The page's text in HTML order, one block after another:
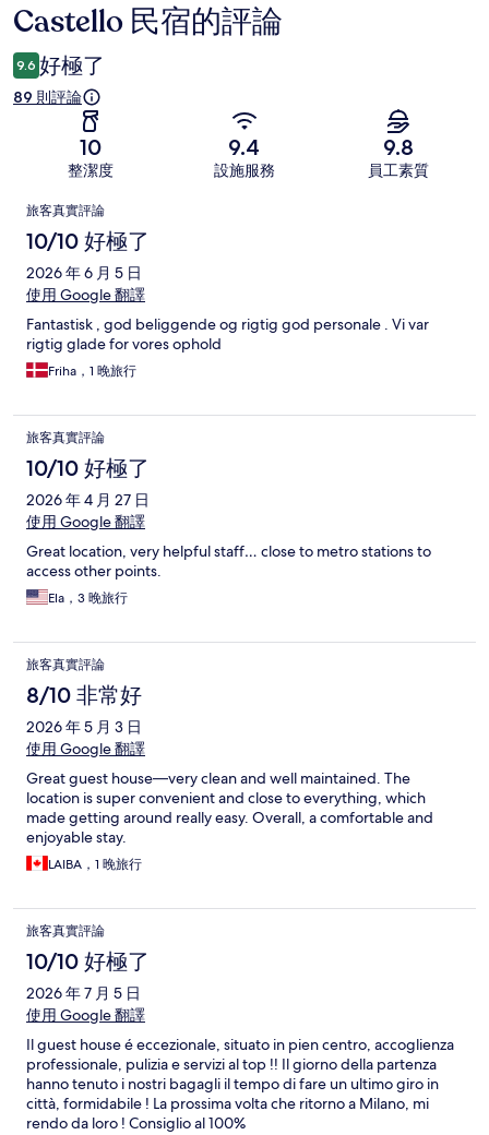
評
論
Castello 民宿的評論
9.6 好極了
89 則評論
10
整潔度
9.4
設施服務
9.8
員工素質
評
論
旅客真實評論
10/10 好極了
2026 年 6 月 5 日
使用 Google 翻譯
Fantastisk , god beliggende og rigtig god personale . Vi var
rigtig glade for vores ophold
Friha，1 晚旅行
旅客真實評論
10/10 好極了
2026 年 4 月 27 日
使用 Google 翻譯
Great location, very helpful staff… close to metro stations to
access other points.
Ela，3 晚旅行
旅客真實評論
8/10 非常好
2026 年 5 月 3 日
使用 Google 翻譯
Great guest house—very clean and well maintained. The
location is super convenient and close to everything, which
made getting around really easy. Overall, a comfortable and
enjoyable stay.
LAIBA，1 晚旅行
旅客真實評論
10/10 好極了
2026 年 7 月 5 日
使用 Google 翻譯
Il guest house é eccezionale, situato in pien centro, accoglienza
professionale, pulizia e servizi al top !! Il giorno della partenza
hanno tenuto i nostri bagagli il tempo di fare un ultimo giro in
città, formidabile ! La prossima volta che ritorno a Milano, mi
rendo da loro ! Consiglio al 100%